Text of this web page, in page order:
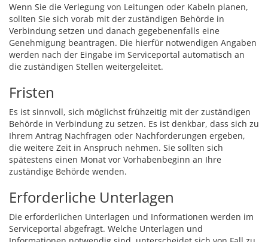
Wenn Sie die Verlegung von Leitungen oder Kabeln planen,
sollten Sie sich vorab mit der zuständigen Behörde in
Verbindung setzen und danach gegebenenfalls eine
Genehmigung beantragen. Die hierfür notwendigen Angaben
werden nach der Eingabe im Serviceportal automatisch an
die zuständigen Stellen weitergeleitet.
Fristen
Es ist sinnvoll, sich möglichst frühzeitig mit der zuständigen
Behörde in Verbindung zu setzen. Es ist denkbar, dass sich zu
Ihrem Antrag Nachfragen oder Nachforderungen ergeben,
die weitere Zeit in Anspruch nehmen. Sie sollten sich
spätestens einen Monat vor Vorhabenbeginn an Ihre
zuständige Behörde wenden.
Erforderliche Unterlagen
Die erforderlichen Unterlagen und Informationen werden im
Serviceportal abgefragt. Welche Unterlagen und